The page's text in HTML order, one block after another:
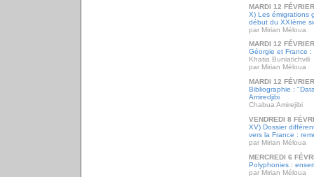
MARDI 12
X) Les émigrations
début du XXIème
par Mirian Méloua
MARDI 12
Géorgie et France
Khatia Buniatichvili
par Mirian Méloua
MARDI 12
Bibliographie :
Amiredjibi
Chabua Amirejibi
VENDREDI 8
XV) Dossier
vers la France :
par Mirian Méloua
MERCREDI 6
Polyphonies :
par Mirian Méloua